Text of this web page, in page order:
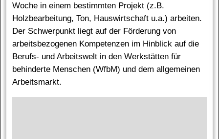
Woche in einem bestimmten Projekt (z.B.
Holzbearbeitung, Ton, Hauswirtschaft u.a.) arbeiten.
Der Schwerpunkt liegt auf der Förderung von
arbeitsbezogenen Kompetenzen im Hinblick auf die
Berufs- und Arbeitswelt in den Werkstätten für
behinderte Menschen (WfbM) und dem allgemeinen
Arbeitsmarkt.